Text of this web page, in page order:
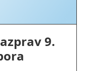
9.